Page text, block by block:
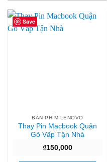
Save
BÀN PHÍM LENOVO
Thay Pin Macbook Quận
Gò Vấp Tận Nhà
₫150,000